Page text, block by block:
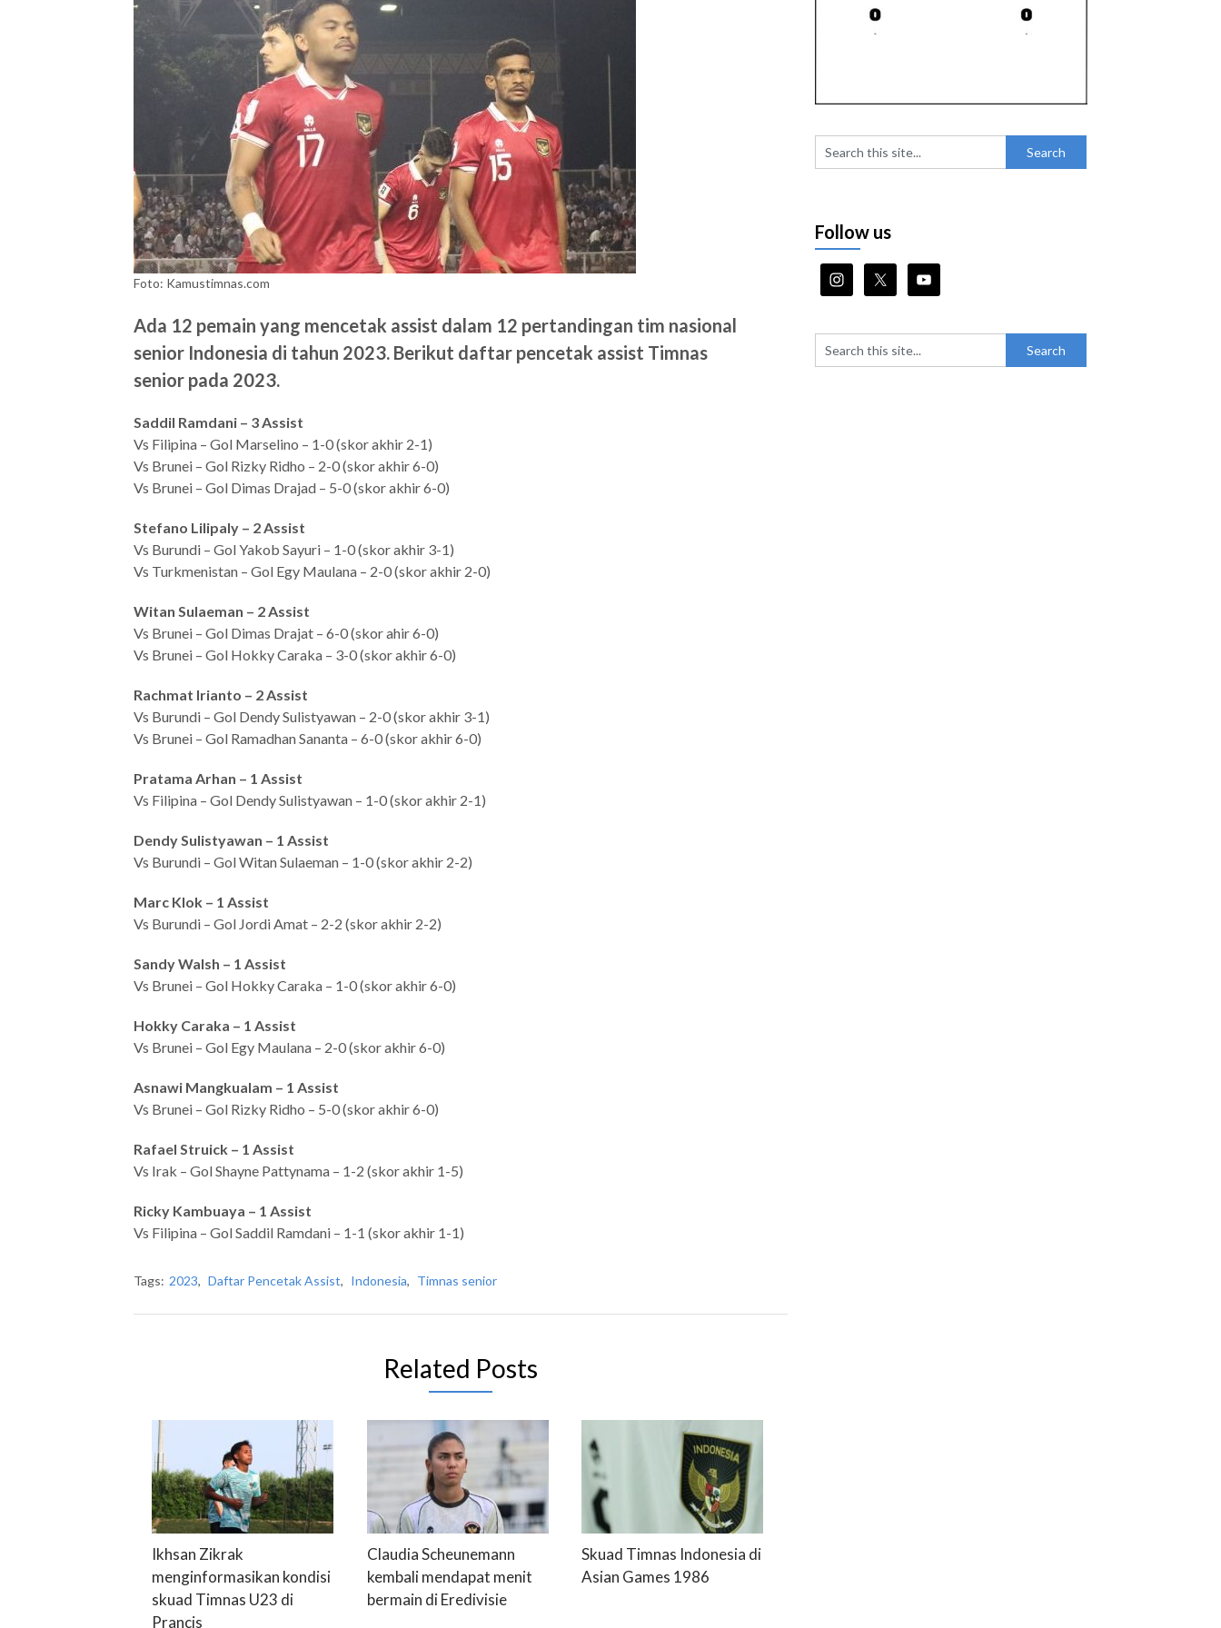
Foto: Kamustimnas.com
Ada 12 pemain yang mencetak assist dalam 12 pertandingan tim nasional
senior Indonesia di tahun 2023. Berikut daftar pencetak assist Timnas
senior pada 2023.
Saddil Ramdani – 3 Assist
Vs Filipina – Gol Marselino – 1-0 (skor akhir 2-1)
Vs Brunei – Gol Rizky Ridho – 2-0 (skor akhir 6-0)
Vs Brunei – Gol Dimas Drajad – 5-0 (skor akhir 6-0)
Stefano Lilipaly – 2 Assist
Vs Burundi – Gol Yakob Sayuri – 1-0 (skor akhir 3-1)
Vs Turkmenistan – Gol Egy Maulana – 2-0 (skor akhir 2-0)
Witan Sulaeman – 2 Assist
Vs Brunei – Gol Dimas Drajat – 6-0 (skor ahir 6-0)
Vs Brunei – Gol Hokky Caraka – 3-0 (skor akhir 6-0)
Rachmat Irianto – 2 Assist
Vs Burundi – Gol Dendy Sulistyawan – 2-0 (skor akhir 3-1)
Vs Brunei – Gol Ramadhan Sananta – 6-0 (skor akhir 6-0)
Pratama Arhan – 1 Assist
Vs Filipina – Gol Dendy Sulistyawan – 1-0 (skor akhir 2-1)
Dendy Sulistyawan – 1 Assist
Vs Burundi – Gol Witan Sulaeman – 1-0 (skor akhir 2-2)
Marc Klok – 1 Assist
Vs Burundi – Gol Jordi Amat – 2-2 (skor akhir 2-2)
Sandy Walsh – 1 Assist
Vs Brunei – Gol Hokky Caraka – 1-0 (skor akhir 6-0)
Hokky Caraka – 1 Assist
Vs Brunei – Gol Egy Maulana – 2-0 (skor akhir 6-0)
Asnawi Mangkualam – 1 Assist
Vs Brunei – Gol Rizky Ridho – 5-0 (skor akhir 6-0)
Rafael Struick – 1 Assist
Vs Irak – Gol Shayne Pattynama – 1-2 (skor akhir 1-5)
Ricky Kambuaya – 1 Assist
Vs Filipina – Gol Saddil Ramdani – 1-1 (skor akhir 1-1)
Tags: 2023, Daftar Pencetak Assist, Indonesia, Timnas senior
Related Posts
Ikhsan Zikrak
menginformasikan kondisi
skuad Timnas U23 di
Prancis
Claudia Scheunemann
kembali mendapat menit
bermain di Eredivisie
Skuad Timnas Indonesia di
Asian Games 1986
Follow us